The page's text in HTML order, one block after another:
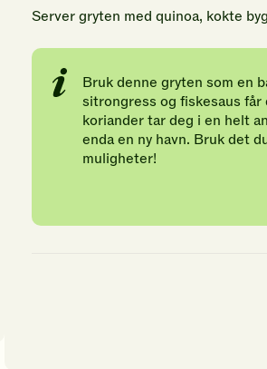
Server gryten med quinoa, kokte
Bruk denne gryten som en
sitrongress og fiskesaus
koriander tar deg i en helt
enda en ny havn. Bruk det
muligheter!